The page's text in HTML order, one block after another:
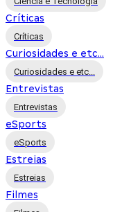
Críticas
Críticas
Curiosidades e etc...
Curiosidades e etc...
Entrevistas
Entrevistas
eSports
eSports
Estreias
Estreias
Filmes